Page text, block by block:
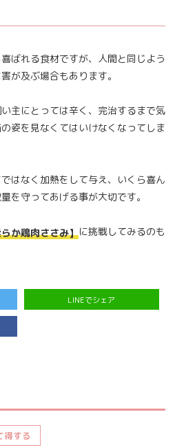
ばれる食材ですが、人間と同じよう
が及ぶ場合もあります。
主にとっては辛く、完治するまで気
姿を見なくてはいけなくなってしま
はなく加熱をして与え、いくら喜ん
を守ってあげる事が大切です。
か鶏肉ささみ】に挑戦してみるのも
LINEでシェア
得する